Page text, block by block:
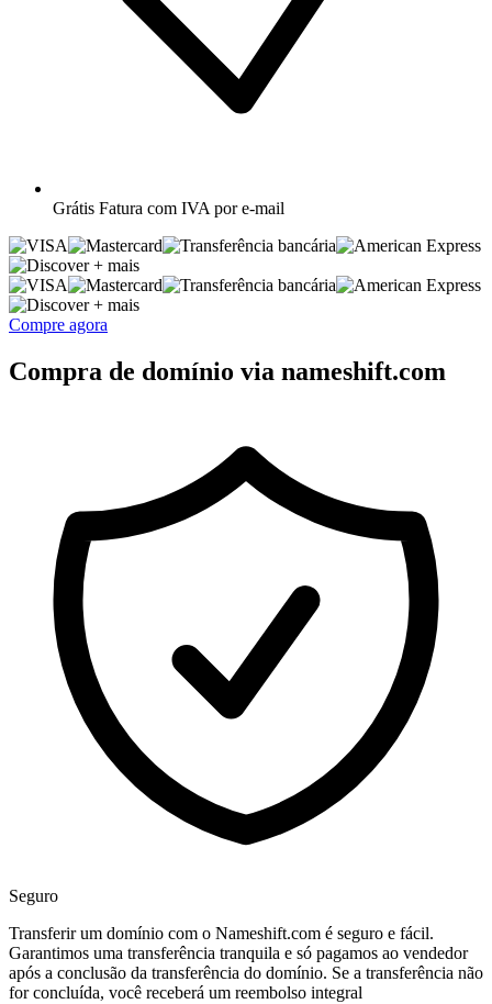
Grátis Fatura com IVA por e-mail
+ mais
+ mais
Compre agora
Compra de domínio via nameshift.com
Seguro
Transferir um domínio com o Nameshift.com é seguro e fácil.
Garantimos uma transferência tranquila e só pagamos ao vendedor
após a conclusão da transferência do domínio. Se a transferência não
for concluída, você receberá um reembolso integral